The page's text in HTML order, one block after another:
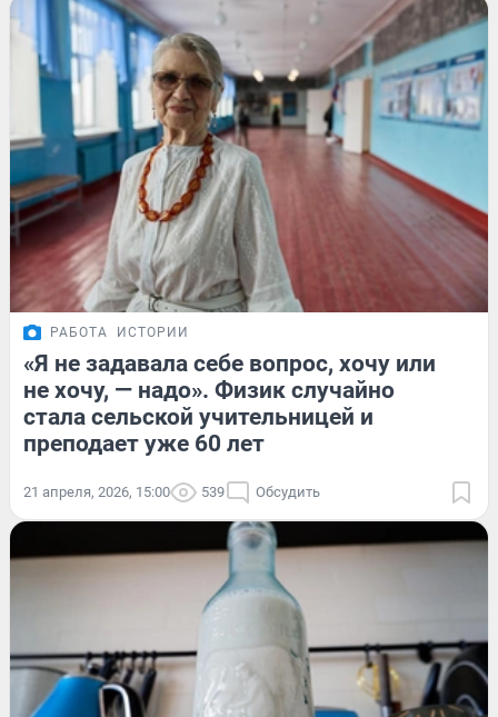
РАБОТА ИСТОРИИ
«Я не задавала себе вопрос, хочу или
не хочу, — надо». Физик случайно
стала сельской учительницей и
преподает уже 60 лет
21 апреля, 2026, 15:00 539 Обсудить